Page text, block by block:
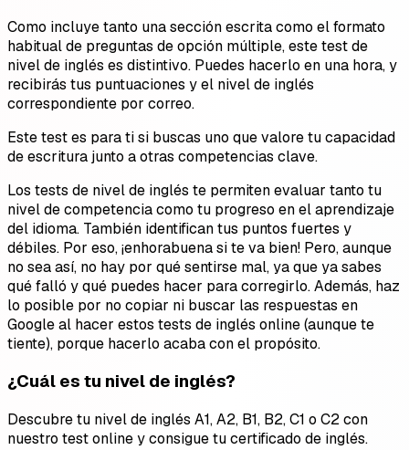
Como incluye tanto una sección escrita como el formato
habitual de preguntas de opción múltiple, este test de
nivel de inglés es distintivo. Puedes hacerlo en una hora, y
recibirás tus puntuaciones y el nivel de inglés
correspondiente por correo.
Este test es para ti si buscas uno que valore tu capacidad
de escritura junto a otras competencias clave.
Los tests de nivel de inglés te permiten evaluar tanto tu
nivel de competencia como tu progreso en el aprendizaje
del idioma. También identifican tus puntos fuertes y
débiles. Por eso, ¡enhorabuena si te va bien! Pero, aunque
no sea así, no hay por qué sentirse mal, ya que ya sabes
qué falló y qué puedes hacer para corregirlo. Además, haz
lo posible por no copiar ni buscar las respuestas en
Google al hacer estos tests de inglés online (aunque te
tiente), porque hacerlo acaba con el propósito.
¿Cuál es tu nivel de inglés?
Descubre tu nivel de inglés A1, A2, B1, B2, C1 o C2 con
nuestro test online y consigue tu certificado de inglés.